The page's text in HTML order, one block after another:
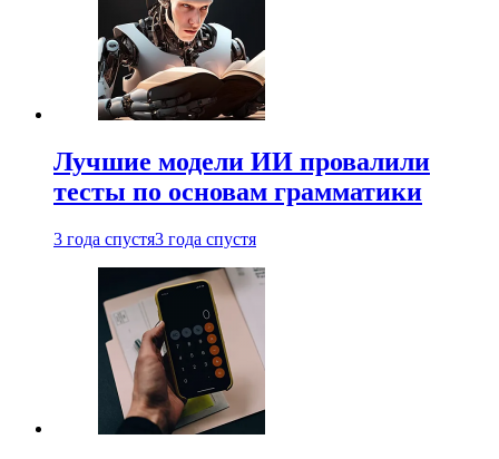
Лучшие модели ИИ провалили
тесты по основам грамматики
3 года спустя3 года спустя